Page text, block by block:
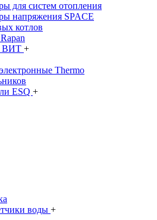
для систем отопления
напряжения SPACE
котлов
ВИТ +
Thermo
ESQ +
воды +